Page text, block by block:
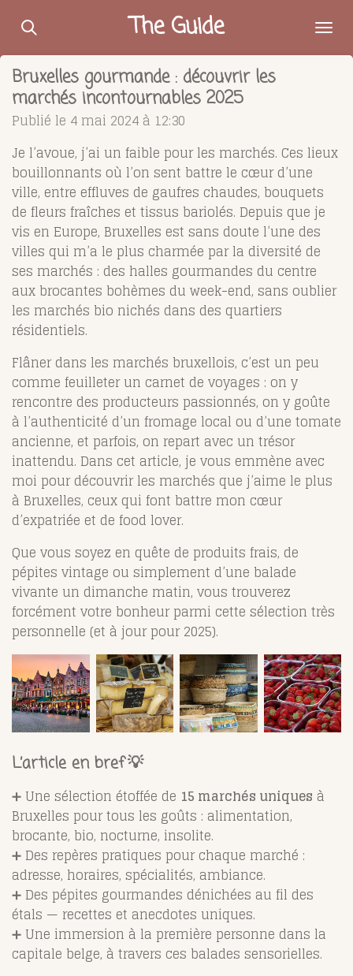
Passer
contenu
principal
The Guide
Bruxelles gourmande : découvrir les
marchés incontournables 2025
Publié le 4 mai 2024 à 12:30
Je l’avoue, j’ai un faible pour les marchés. Ces lieux
bouillonnants où l’on sent battre le cœur d’une
ville, entre effluves de gaufres chaudes, bouquets
de fleurs fraîches et tissus bariolés. Depuis que je
vis en Europe, Bruxelles est sans doute l’une des
villes qui m’a le plus charmée par la diversité de
ses marchés : des halles gourmandes du centre
aux brocantes bohèmes du week-end, sans oublier
les marchés bio nichés dans des quartiers
résidentiels.
Flâner dans les marchés bruxellois, c’est un peu
comme feuilleter un carnet de voyages : on y
rencontre des producteurs passionnés, on y goûte
à l’authenticité d’un fromage local ou d’une tomate
ancienne, et parfois, on repart avec un trésor
inattendu. Dans cet article, je vous emmène avec
moi pour découvrir les marchés que j’aime le plus
à Bruxelles, ceux qui font battre mon cœur
d’expatriée et de food lover.
Que vous soyez en quête de produits frais, de
pépites vintage ou simplement d’une balade
vivante un dimanche matin, vous trouverez
forcément votre bonheur parmi cette sélection très
personnelle (et à jour pour 2025).
L’article en bref 💡
➕ Une sélection étoffée de 15 marchés uniques à
Bruxelles pour tous les goûts : alimentation,
brocante, bio, nocturne, insolite.
➕ Des repères pratiques pour chaque marché :
adresse, horaires, spécialités, ambiance.
➕ Des pépites gourmandes dénichées au fil des
étals — recettes et anecdotes uniques.
➕ Une immersion à la première personne dans la
capitale belge, à travers ces balades sensorielles.